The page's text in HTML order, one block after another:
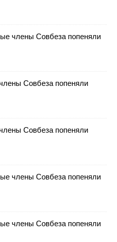
члены Совбеза попеняли
Совбеза попеняли
Совбеза попеняли
члены Совбеза попеняли
члены Совбеза попеняли